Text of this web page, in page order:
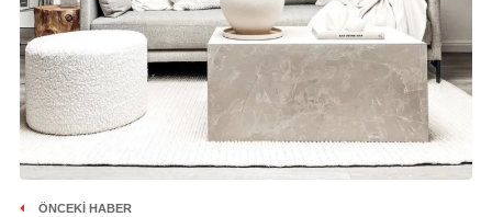
ÖNCEKI HABER